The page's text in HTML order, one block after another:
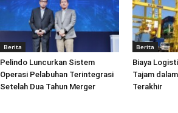
Berita
Pelindo Luncurkan Sistem
Operasi Pelabuhan Terintegrasi
Setelah Dua Tahun Merger
Berita
Biaya
Tajam
Terakhir